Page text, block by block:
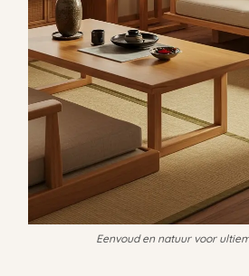
Eenvoud en natuur voor